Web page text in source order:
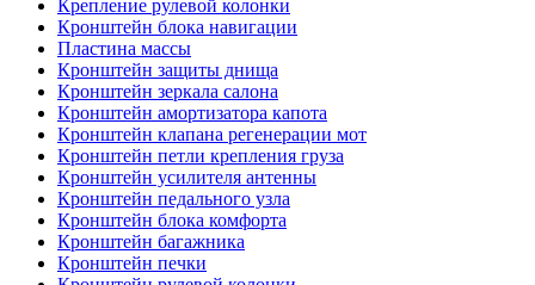
Крепление рулевой колонки
Кронштейн блока навигации
Пластина массы
Кронштейн защиты днища
Кронштейн зеркала салона
Кронштейн амортизатора капота
Кронштейн клапана регенерации мот
Кронштейн петли крепления груза
Кронштейн усилителя антенны
Кронштейн педального узла
Кронштейн блока комфорта
Кронштейн багажника
Кронштейн печки